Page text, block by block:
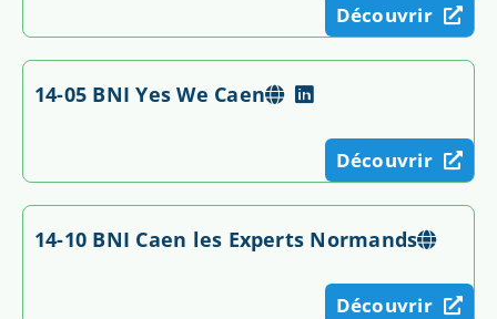
Découvrir
14-05 BNI Yes We Caen
Découvrir
14-10 BNI Caen les Experts Normands
Découvrir